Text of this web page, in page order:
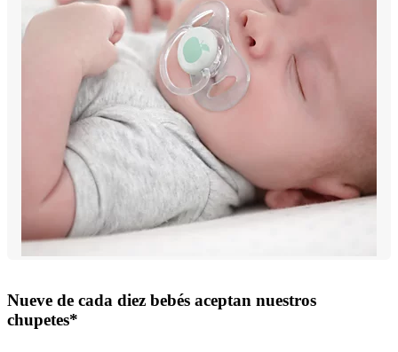
Nueve de cada diez bebés aceptan nuestros
chupetes*